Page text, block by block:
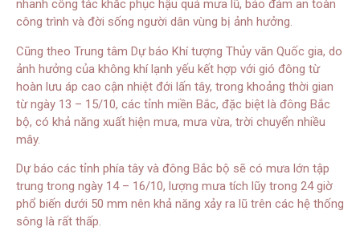
nhanh công tác khắc phục hậu quả mưa lũ, bảo đảm an toàn
công trình và đời sống người dân vùng bị ảnh hưởng.
Cũng theo Trung tâm Dự báo Khí tượng Thủy văn Quốc gia, do
ảnh hưởng của không khí lạnh yếu kết hợp với gió đông từ
hoàn lưu áp cao cận nhiệt đới lấn tây, trong khoảng thời gian
từ ngày 13 – 15/10, các tỉnh miền Bắc, đặc biệt là đông Bắc
bộ, có khả năng xuất hiện mưa, mưa vừa, trời chuyển nhiều
mây.
Dự báo các tỉnh phía tây và đông Bắc bộ sẽ có mưa lớn tập
trung trong ngày 14 – 16/10, lượng mưa tích lũy trong 24 giờ
phổ biến dưới 50 mm nên khả năng xảy ra lũ trên các hệ thống
sông là rất thấp.